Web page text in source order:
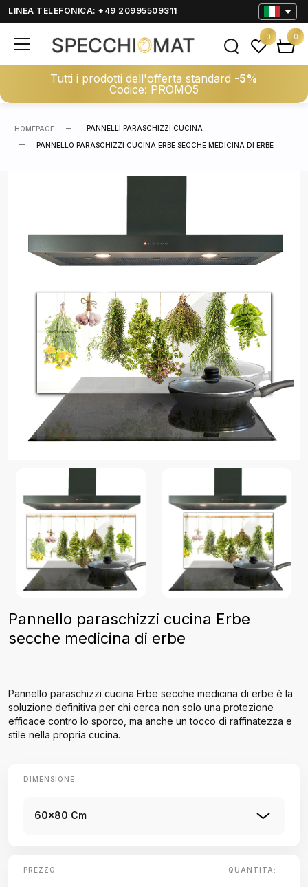
LINEA TELEFONICA: +49 20995509311
Tutti i prodotti dell'offerta standard -5%
Codice: PROMO5
0 0
HOMEPAGE PANNELLI PARASCHIZZI CUCINA
PANNELLO PARASCHIZZI CUCINA ERBE SECCHE MEDICINA DI ERBE
Pannello paraschizzi cucina Erbe
secche medicina di erbe
Pannello paraschizzi cucina Erbe secche medicina di erbe è la
soluzione definitiva per chi cerca non solo una protezione
efficace contro lo sporco, ma anche un tocco di raffinatezza e
stile nella propria cucina.
DIMENSIONE
60x80 Cm
PREZZO QUANTITÀ: